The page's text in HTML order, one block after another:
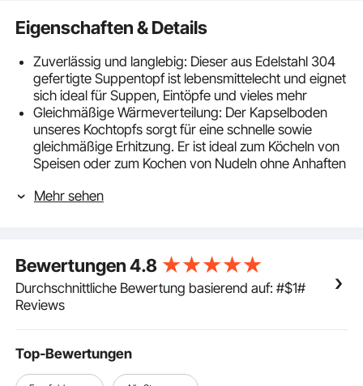
Eigenschaften & Details
Zuverlässig und langlebig: Dieser aus Edelstahl 304
gefertigte Suppentopf ist lebensmittelecht und eignet
sich ideal für Suppen, Eintöpfe und vieles mehr
Gleichmäßige Wärmeverteilung: Der Kapselboden
unseres Kochtopfs sorgt für eine schnelle sowie
gleichmäßige Erhitzung. Er ist ideal zum Köcheln von
Speisen oder zum Kochen von Nudeln ohne Anhaften
Vielseitig einsetzbar: Dieser Kochtopf mit Deckel ist
Handlich und sicher: Mit einem Gewicht von ca. 3,1 kg
und verstärkten Schweißgriffen bietet der Topf einen
stabilen Halt. Selbst bei maximaler Füllung lässt er
sich sicher anheben, was die Handhabung vom Herd
Großzügiges Fassungsvermögen (19,9 L): Dieser
Suppentopf ist ideal für 12 bis 16 Personen und eignet
Mehr sehen
Bewertungen4.8
Durchschnittliche Bewertung basierend auf: #$1#
Reviews
Top-Bewertungen